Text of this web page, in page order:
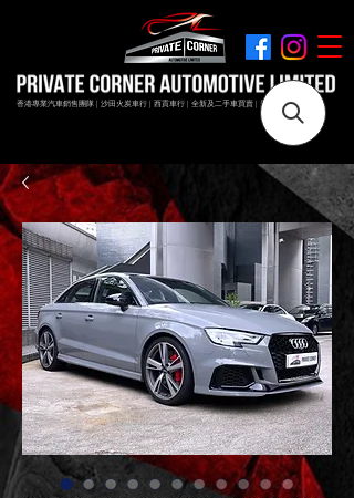
香港專業汽車銷售團隊 | 沙田火炭車行 | 西貢車行 | 全新及二手車買賣 | 最短時間極速成交